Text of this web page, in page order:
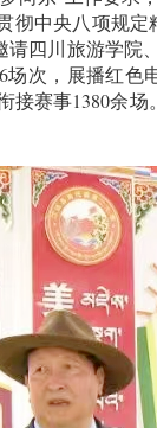
中央八项规
四川旅游学
次，展播红
赛事1380余